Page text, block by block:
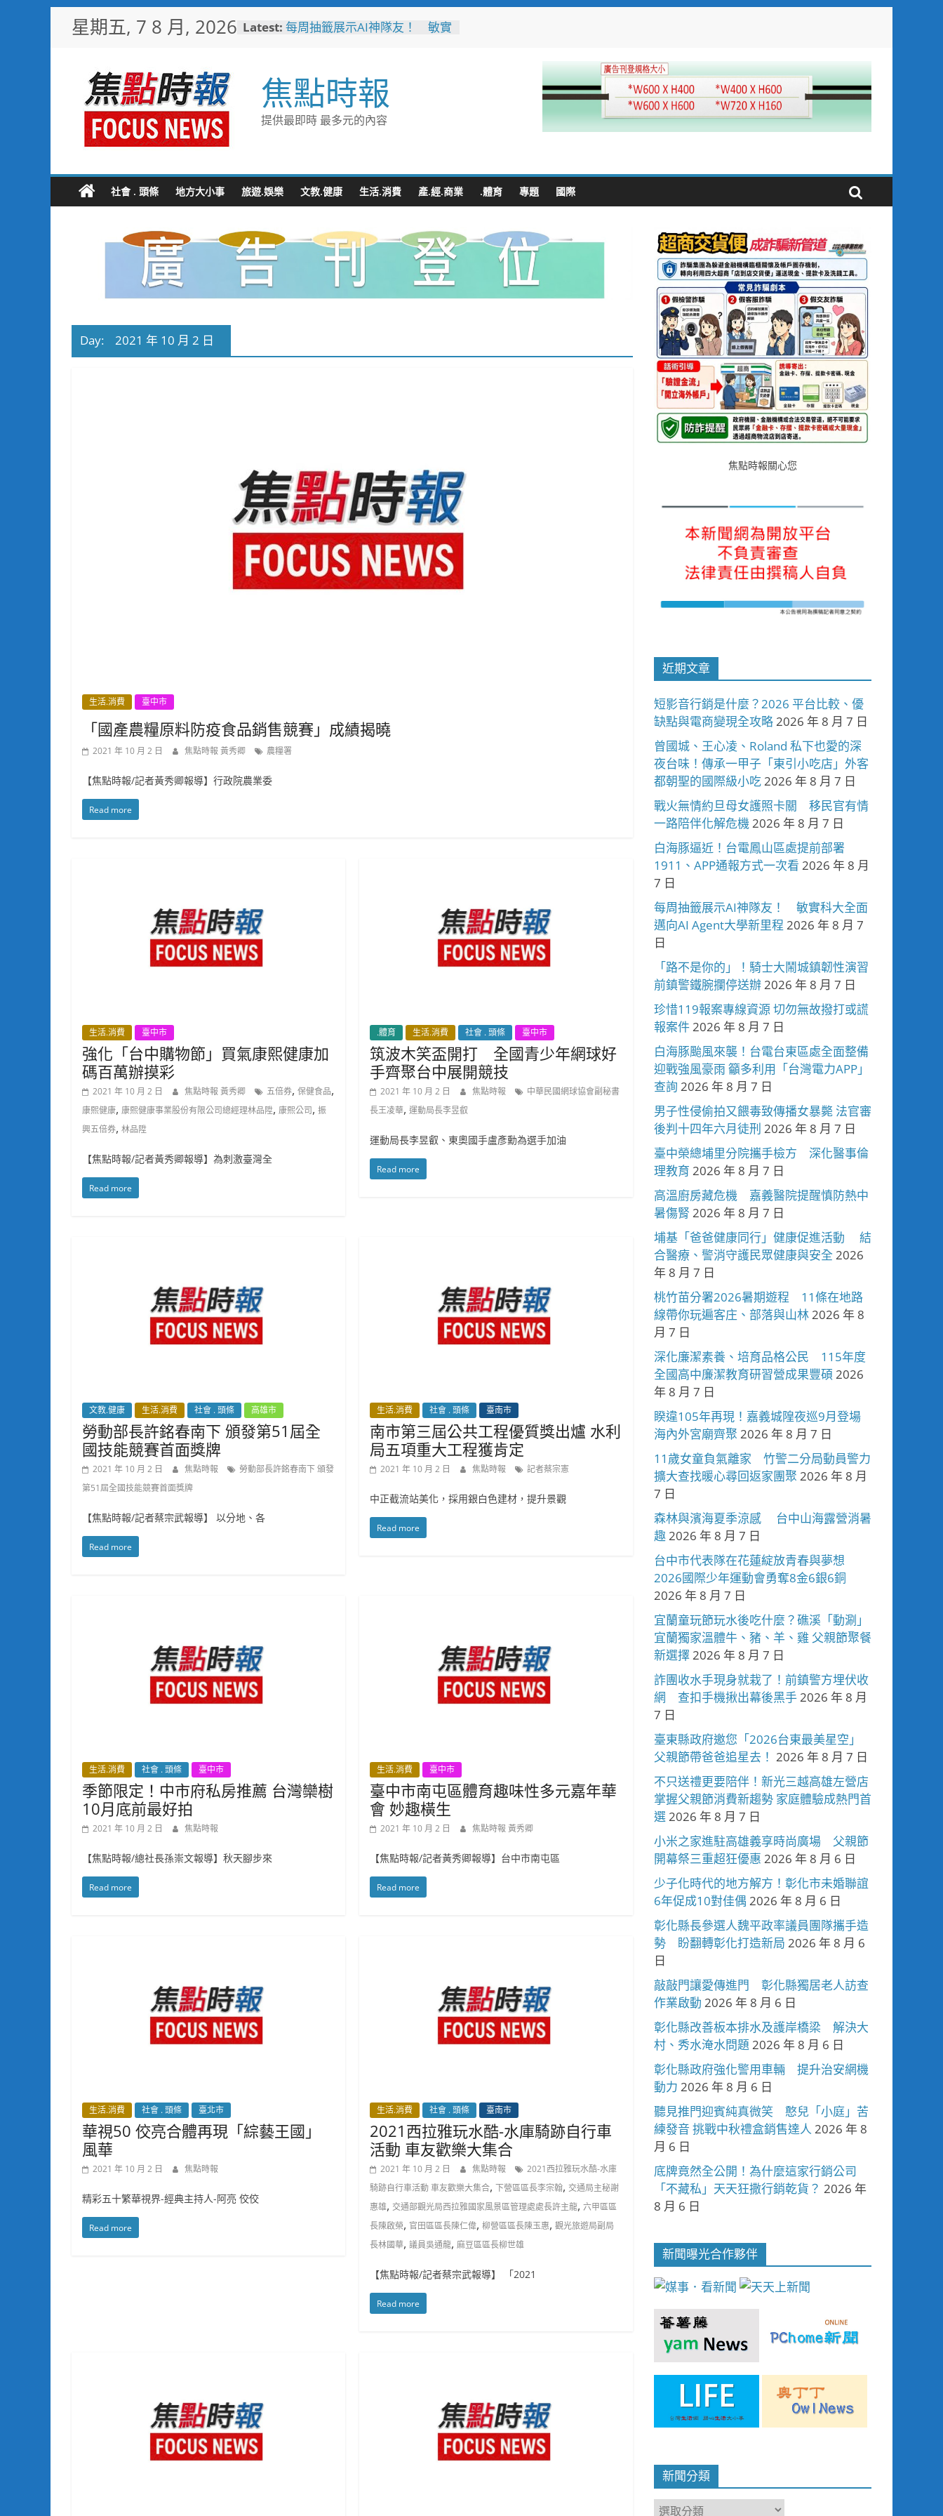
星期五, 7 8 月, 2026 Latest: 每周抽籤展示AI神隊友！ 敏實
比較、優缺點與電商變現全攻略
曾國城、王心凌、Roland 私下
也愛的深夜台味！傳承一甲子
「東引小吃店」外客都朝聖的國
白海豚逼近！台電鳳山區處提前
部署 1911、APP通報方式一
次看
焦點時報
提供最即時 最多元的內容
社會 . 頭條 地方大小事 旅遊.娛樂 文教.健康 生活.消費 產.經.商業 .體育 專題 國際
Day: 2021 年 10 月 2 日
生活.消費 臺中市
「國產農糧原料防疫食品銷售競賽」成績揭曉
2021 年 10 月 2 日 焦點時報 黃秀卿 農糧署
【焦點時報/記者黃秀卿報導】行政院農業委
Read more
生活.消費 臺中市
強化「台中購物節」買氣康熙健康加
碼百萬辦摸彩
2021 年 10 月 2 日 焦點時報 黃秀卿 五倍券, 保健食品,
康熙健康, 康熙健康事業股份有限公司總經理林品陞, 康熙公司, 振
興五倍券, 林品陞
【焦點時報/記者黃秀卿報導】為刺激臺灣全
Read more
.體育 生活.消費 社會 . 頭條 臺中市
筑波木笑盃開打 全國青少年網球好
手齊聚台中展開競技
2021 年 10 月 2 日 焦點時報
中華民國網球協會副秘書
長王凌華,運動局長李昱叡
運動局長李昱叡、東奧國手盧彥勳為選手加油
Read more
文教.健康 生活.消費 社會 . 頭條 高雄市
勞動部長許銘春南下 頒發第51屆全
國技能競賽首面獎牌
2021 年 10 月 2 日 焦點時報
勞動部長許銘春南下 頒發
第51屆全國技能競賽首面獎牌
【焦點時報/記者蔡宗武報導】 以分地、各
Read more
生活.消費 社會 . 頭條 臺南市
南市第三屆公共工程優質獎出爐 水利
局五項重大工程獲肯定
2021 年 10 月 2 日 焦點時報 記者蔡宗憲
中正截流站美化，採用銀白色建材，提升景觀
Read more
生活.消費 社會 . 頭條 臺中市
季節限定！中市府私房推薦 台灣欒樹
10月底前最好拍
2021 年 10 月 2 日 焦點時報
【焦點時報/總社長孫崇文報導】秋天腳步來
Read more
生活.消費 臺中市
臺中市南屯區體育趣味性多元嘉年華
會 妙趣橫生
2021 年 10 月 2 日 焦點時報 黃秀卿
【焦點時報/記者黃秀卿報導】台中市南屯區
Read more
生活.消費 社會 . 頭條 臺北市
華視50 佼亮合體再現「綜藝王國」
風華
2021 年 10 月 2 日 焦點時報
精彩五十繁華視界-經典主持人-阿亮 佼佼
Read more
生活.消費 社會 . 頭條 臺南市
2021西拉雅玩水酷-水庫騎跡自行車
活動 車友歡樂大集合
2021 年 10 月 2 日 焦點時報
2021西拉雅玩水酷-水庫
騎跡自行車活動 車友歡樂大集合,下營區區長李宗翰, 交通局主秘謝
惠雄, 交通部觀光局西拉雅國家風景區管理處處長許主龍,六甲區區
長陳啟榮, 官田區區長陳仁偉,柳營區區長陳玉惠,觀光旅遊局副局
長林國華,議員吳通龍,麻豆區區長柳世雄
【焦點時報/記者蔡宗武報導】 「2021
Read more
焦點時報關心您
近期文章
短影音行銷是什麼？2026 平台比較、優
缺點與電商變現全攻略2026 年 8 月 7 日
曾國城、王心凌、Roland 私下也愛的深
夜台味！傳承一甲子「東引小吃店」外客
都朝聖的國際級小吃2026 年 8 月 7 日
戰火無情約旦母女護照卡關 移民官有情
一路陪伴化解危機2026 年 8 月 7 日
白海豚逼近！台電鳳山區處提前部署
1911、APP通報方式一次看 2026 年 8 月
7 日
每周抽籤展示AI神隊友！ 敏實科大全面
邁向AI Agent大學新里程 2026 年 8 月 7
日
「路不是你的」！騎士大鬧城鎮韌性演習
前鎮警鐵腕攔停送辦2026 年 8 月 7 日
珍惜119報案專線資源 切勿無故撥打或謊
報案件2026 年 8 月 7 日
白海豚颱風來襲！台電台東區處全面整備
迎戰強風豪雨 籲多利用「台灣電力APP」
查詢 2026 年 8 月 7 日
男子性侵偷拍又餵毒致傳播女暴斃 法官審
後判十四年六月徒刑 2026 年 8 月 7 日
臺中榮總埔里分院攜手檢方 深化醫事倫
理教育 2026 年 8 月 7 日
高溫廚房藏危機 嘉義醫院提醒慎防熱中
暑傷腎 2026 年 8 月 7 日
埔基「爸爸健康同行」健康促進活動 結
合醫療、警消守護民眾健康與安全 2026
年 8 月 7 日
桃竹苗分署2026暑期遊程 11條在地路
線帶你玩遍客庄、部落與山林2026 年 8
月 7 日
深化廉潔素養、培育品格公民 115年度
全國高中廉潔教育研習營成果豐碩 2026
年 8 月 7 日
睽違105年再現！嘉義城隍夜巡9月登場
海內外宮廟齊聚 2026 年 8 月 7 日
11歲女童負氣離家 竹警二分局動員警力
擴大查找暖心尋回返家團聚 2026 年 8 月
7 日
森林與濱海夏季涼感 台中山海露營消暑
趣2026 年 8 月 7 日
台中市代表隊在花蓮綻放青春與夢想
2026國際少年運動會勇奪8金6銀6銅
2026 年 8 月 7 日
宜蘭童玩節玩水後吃什麼？礁溪「動涮」
宜蘭獨家溫體牛、豬、羊、雞 父親節聚餐
新選擇2026 年 8 月 7 日
詐團收水手現身就栽了！前鎮警方埋伏收
網 查扣手機揪出幕後黑手2026 年 8 月
7 日
臺東縣政府邀您「2026台東最美星空」
父親節帶爸爸追星去！ 2026 年 8 月 7 日
不只送禮更要陪伴！新光三越高雄左營店
掌握父親節消費新趨勢 家庭體驗成熱門首
選2026 年 8 月 7 日
小米之家進駐高雄義享時尚廣場 父親節
開幕祭三重超狂優惠 2026 年 8 月 6 日
少子化時代的地方解方！彰化市未婚聯誼
6年促成10對佳偶 2026 年 8 月 6 日
彰化縣長參選人魏平政率議員團隊攜手造
勢 盼翻轉彰化打造新局 2026 年 8 月 6
日
敲敲門讓愛傳進門 彰化縣獨居老人訪查
作業啟動 2026 年 8 月 6 日
彰化縣改善板本排水及護岸橋梁 解決大
村、秀水淹水問題 2026 年 8 月 6 日
彰化縣政府強化警用車輛 提升治安網機
動力 2026 年 8 月 6 日
聽見推門迎賓純真微笑 憨兒「小庭」苦
練發音 挑戰中秋禮盒銷售達人 2026 年 8
月 6 日
底牌竟然全公開！為什麼這家行銷公司
「不藏私」天天狂撒行銷乾貨？ 2026 年
8 月 6 日
新聞曝光合作夥伴
新聞分類
新